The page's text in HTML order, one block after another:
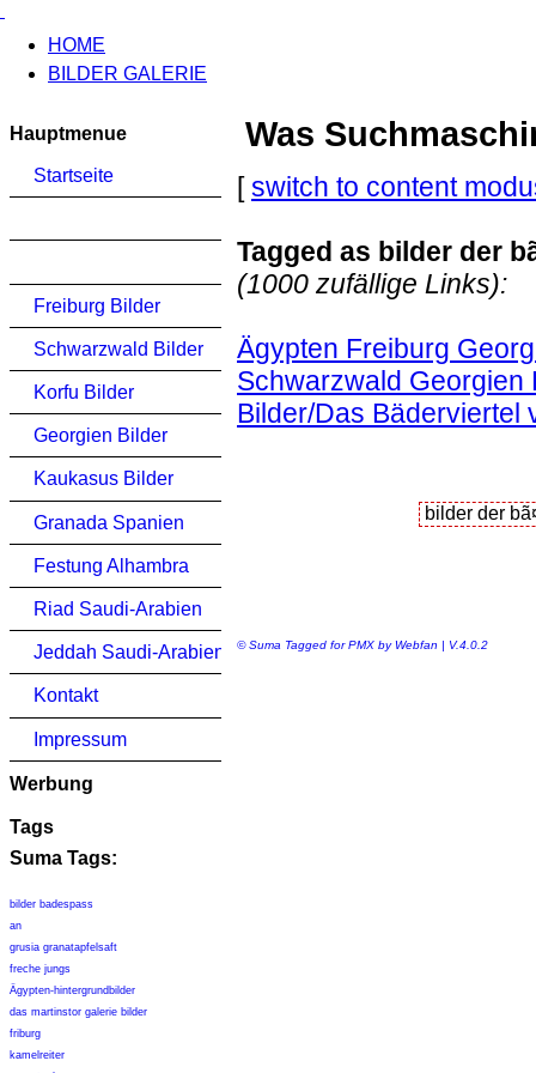
HOME
BILDER GALERIE
Hauptmenue
Startseite
Freiburg Bilder
Schwarzwald Bilder
Korfu Bilder
Georgien Bilder
Kaukasus Bilder
Granada Spanien
Festung Alhambra
Riad Saudi-Arabien
Jeddah Saudi-Arabien
Kontakt
Impressum
Werbung
Tags
Suma Tags:
bilder badespass
an
grusia granatapfelsaft
freche jungs
Ägypten-hintergrundbilder
das martinstor galerie bilder
friburg
kamelreiter
Was
[switch to content
Tagged as bilder der
(1000 zufällige Links):
Ägypten Freiburg
Schwarzwald Georgien
Bilder/Das Bäderviertel
© Suma Tagged for PMX by Webfan | V.4.0.2